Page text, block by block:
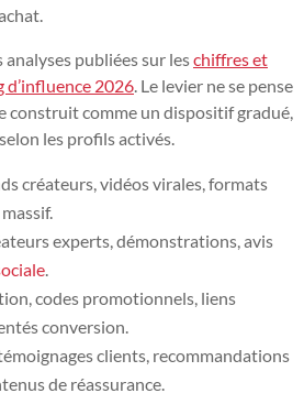
publiées sur leschiffres et
d’influence 2026 . Le levier ne se pense
construit comme un dispositif gradué,
les profils activés.
créateurs, vidéos virales, formats
experts, démonstrations, avis
codes promotionnels, liens
conversion.
clients, recommandations
de réassurance.